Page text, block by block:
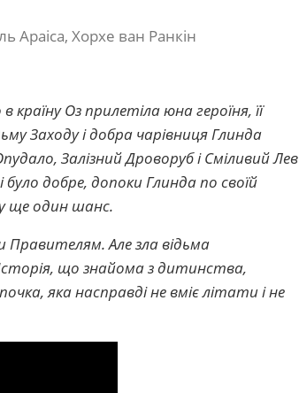
Араіса, Хорхе ван Ранкін
Оз прилетіла юна героїня, її
Заходу і добра чарівниця Глинда
Залізний Дроворуб і Сміливий Лев
було добре, допоки Глинда по своїй
ще один шанс.
Правителям. Але зла відьма
що знайома з дитинства,
яка насправді не вміє літати і не